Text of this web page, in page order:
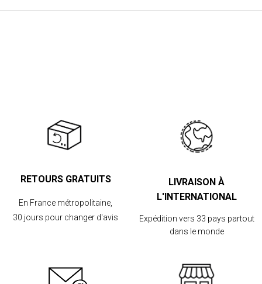
RETOURS GRATUITS
En France métropolitaine,
30 jours pour changer d'avis
LIVRAISON À
L'INTERNATIONAL
Expédition vers 33 pays partout
dans le monde